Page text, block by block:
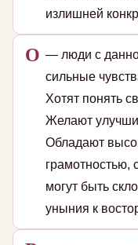
излишней
О — люди с
сильные
Хотят понять
Желают
Обладают
грамотностью,
могут быть
уныния к